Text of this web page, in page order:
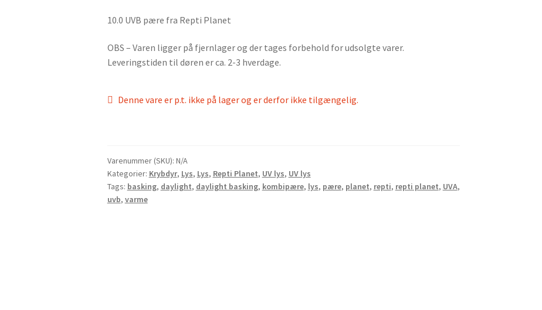
10.0 UVB pære fra Repti Planet
OBS – Varen ligger på fjernlager og der tages forbehold for udsolgte varer.
Leveringstiden til døren er ca. 2-3 hverdage.
Denne vare er p.t. ikke på lager og er derfor ikke tilgængelig.
Varenummer (SKU): N/A
Kategorier: Krybdyr, Lys, Lys, Repti Planet, UV lys, UV lys
Tags: basking, daylight, daylight basking, kombipære, lys, pære, planet, repti, repti planet, UVA,
uvb, varme